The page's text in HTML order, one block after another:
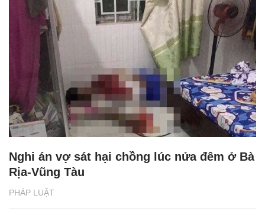
PHÁP LUẬT
Nghi án vợ sát hại chồng lúc nửa đêm ở Bà
Rịa-Vũng Tàu